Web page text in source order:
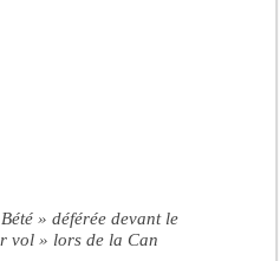
» déférée devant le
vol » lors de la Can